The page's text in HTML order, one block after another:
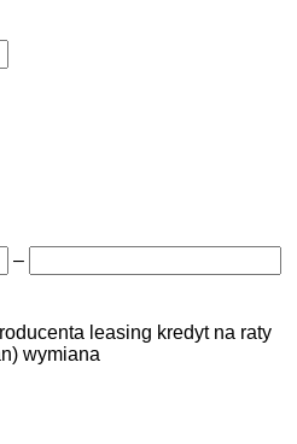
–
leasing kredyt na raty
wymiana